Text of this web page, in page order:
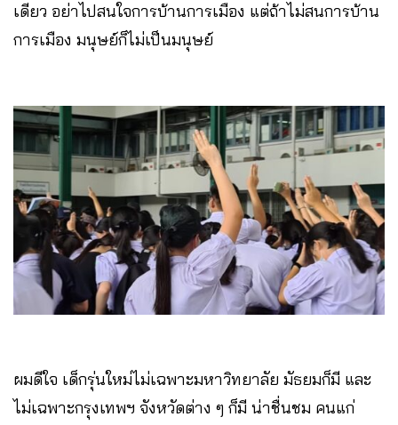
เดียว อย่าไปสนใจการบ้านการเมือง แต่ถ้าไม่สนการบ้าน
การเมือง มนุษย์ก็ไม่เป็นมนุษย์
ผมดีใจ เด็กรุ่นใหม่ไม่เฉพาะมหาวิทยาลัย มัธยมก็มี และ
ไม่เฉพาะกรุงเทพฯ จังหวัดต่าง ๆ ก็มี น่าชื่นชม คนแก่